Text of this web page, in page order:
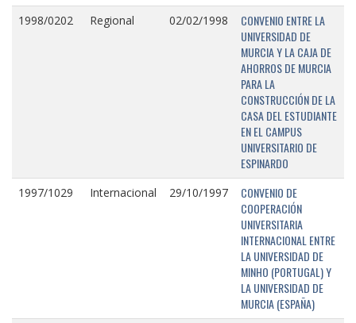
1998/0202 Regional 02/02/1998
CONVENIO ENTRE LA
UNIVERSIDAD DE
MURCIA Y LA CAJA DE
AHORROS DE MURCIA
PARA LA
CONSTRUCCIÓN DE LA
CASA DEL ESTUDIANTE
EN EL CAMPUS
UNIVERSITARIO DE
ESPINARDO
1997/1029 Internacional 29/10/1997
CONVENIO DE
COOPERACIÓN
UNIVERSITARIA
INTERNACIONAL ENTRE
LA UNIVERSIDAD DE
MINHO (PORTUGAL) Y
LA UNIVERSIDAD DE
MURCIA (ESPAÑA)